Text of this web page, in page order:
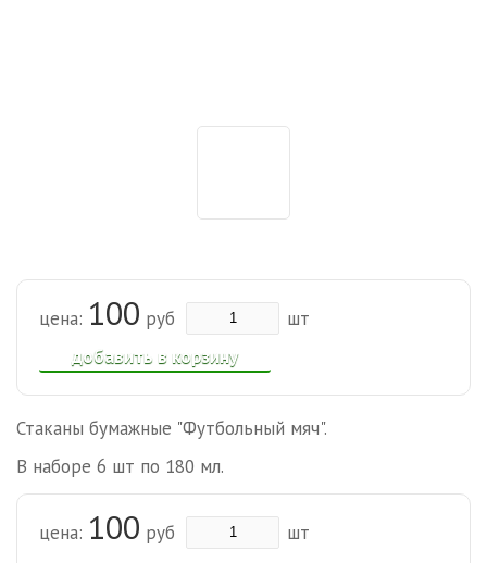
добавить в корзину
цена: 100 руб шт
Стаканы бумажные "Футбольный мяч".
В наборе 6 шт по 180 мл.
цена: 100 руб шт